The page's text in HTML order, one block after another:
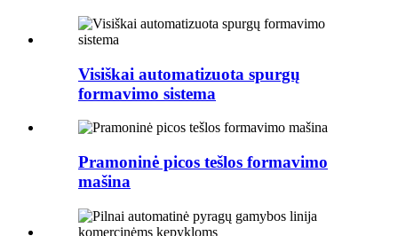
Visiškai automatizuota spurgų
formavimo sistema
Pramoninė picos tešlos formavimo
mašina